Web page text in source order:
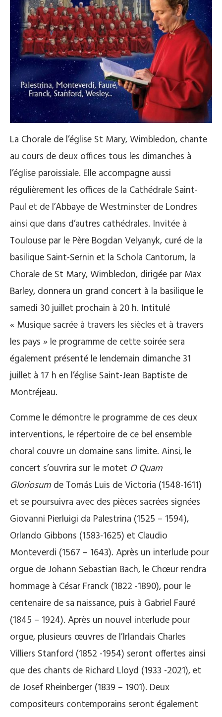
La Chorale de l’église St Mary, Wimbledon, chante
au cours de deux offices tous les dimanches à
l’église paroissiale. Elle accompagne aussi
régulièrement les offices de la Cathédrale Saint-
Paul et de l’Abbaye de Westminster de Londres
ainsi que dans d’autres cathédrales. Invitée à
Toulouse par le Père Bogdan Velyanyk, curé de la
basilique Saint-Sernin et la Schola Cantorum, la
Chorale de St Mary, Wimbledon, dirigée par Max
Barley, donnera un grand concert à la basilique le
samedi 30 juillet prochain à 20 h. Intitulé
« Musique sacrée à travers les siècles et à travers
les pays » le programme de cette soirée sera
également présenté le lendemain dimanche 31
juillet à 17 h en l’église Saint-Jean Baptiste de
Montréjeau.
Comme le démontre le programme de ces deux
interventions, le répertoire de ce bel ensemble
choral couvre un domaine sans limite. Ainsi, le
concert s’ouvrira sur le motet O Quam
Gloriosum de Tomás Luis de Victoria (1548-1611)
et se poursuivra avec des pièces sacrées signées
Giovanni Pierluigi da Palestrina (1525 – 1594),
Orlando Gibbons (1583-1625) et Claudio
Monteverdi (1567 – 1643). Après un interlude pour
orgue de Johann Sebastian Bach, le Chœur rendra
hommage à César Franck (1822 -1890), pour le
centenaire de sa naissance, puis à Gabriel Fauré
(1845 – 1924). Après un nouvel interlude pour
orgue, plusieurs œuvres de l’Irlandais Charles
Villiers Stanford (1852 -1954) seront offertes ainsi
que des chants de Richard Lloyd (1933 -2021), et
de Josef Rheinberger (1839 – 1901). Deux
compositeurs contemporains seront également